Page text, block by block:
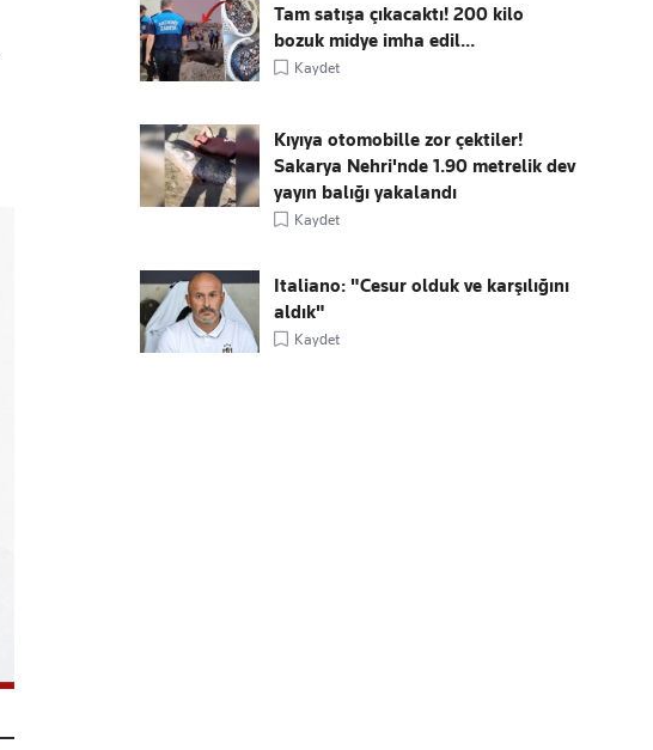
Tam satışa çıkacaktı! 200 kilo
bozuk midye imha edil...
Kaydet
Kıyıya otomobille zor çektiler!
Sakarya Nehri'nde 1.90 metrelik dev
yayın balığı yakalandı
Kaydet
Italiano: "Cesur olduk ve karşılığını
aldık"
Kaydet